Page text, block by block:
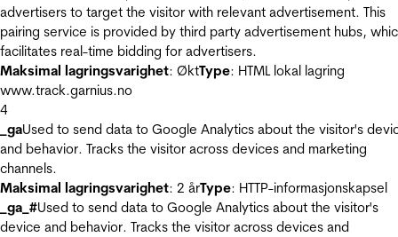
advertisers to target the visitor with relevant advertisement. This
pairing service is provided by third party advertisement hubs,
facilitates real-time bidding for advertisers.
Maksimal lagringsvarighet: ØktType: HTML lokal lagring
www.track.garnius.no
4
_gaUsed to send data to Google Analytics about the visitor's
and behavior. Tracks the visitor across devices and marketing
channels.
Maksimal lagringsvarighet: 2 årType: HTTP-informasjonskapsel
_ga_#Used to send data to Google Analytics about the visitor's
device and behavior. Tracks the visitor across devices and